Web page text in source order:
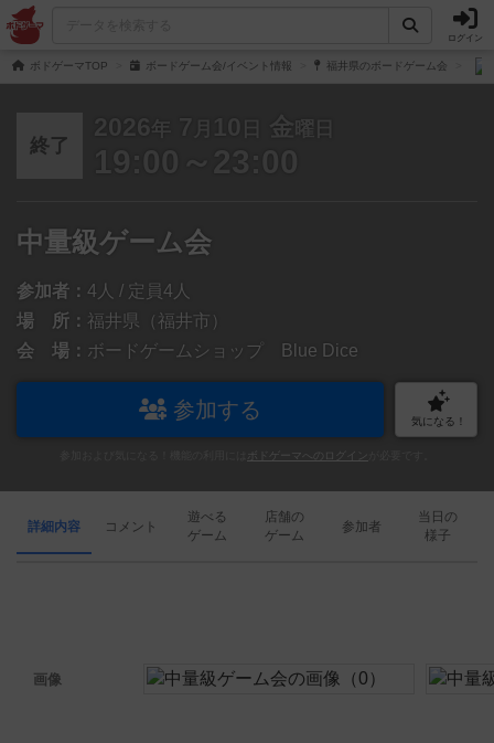
ログイン
ボドゲーマTOP ボードゲーム会/イベント情報 福井県のボードゲーム会
終了
2026 年 7 月 10 日 金 曜日
19:00～23:00
中量級ゲーム会
参加者： 4人 / 定員4人
場 所： 福井県（福井市）
会 場： ボードゲームショップ Blue Dice
参加する 気になる！
ボドゲーマへのログイン
詳細内容 コメント
遊べる
ゲーム
店舗の
ゲーム
参加者
当日の
様子
画像